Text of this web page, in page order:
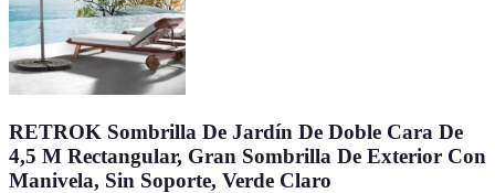
RETROK Sombrilla De Jardín De Doble Cara De
4,5 M Rectangular, Gran Sombrilla De Exterior Con
Manivela, Sin Soporte, Verde Claro